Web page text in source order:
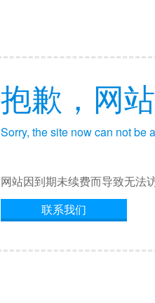
抱歉，网
Sorry, the site now can not be
网站因到期未续费而导致无法
联系我们